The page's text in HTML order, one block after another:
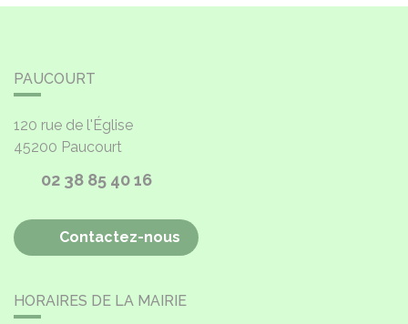
PAUCOURT
120 rue de l'Église
45200 Paucourt
02 38 85 40 16
Contactez-nous
HORAIRES DE LA MAIRIE